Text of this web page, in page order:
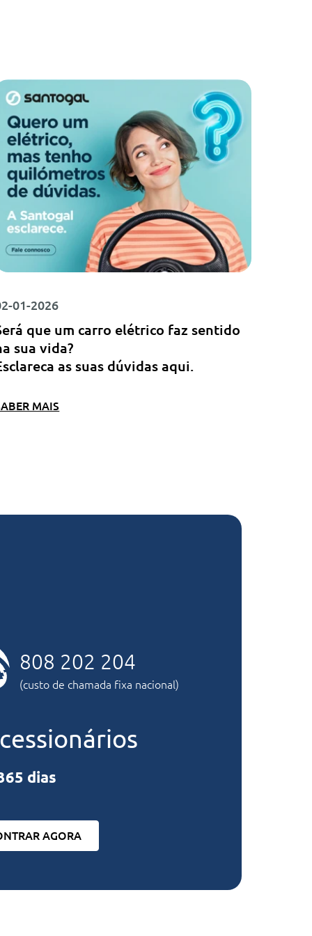
01-2026
que um carro elétrico faz sentido
sua vida?
as suas dúvidas aqui.
MAIS
808 202 204
(custo de chamada fixa nacional)
dias
AGORA